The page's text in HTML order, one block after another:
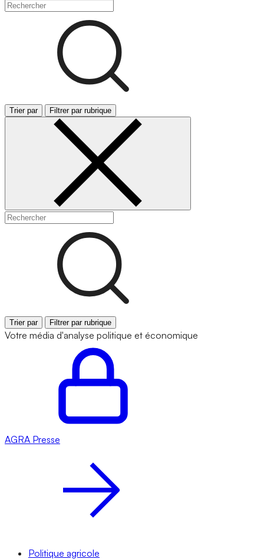
Trier par Filtrer par rubrique
Trier par Filtrer par rubrique
Votre média d'analyse politique et économique
AGRA Presse
Politique agricole